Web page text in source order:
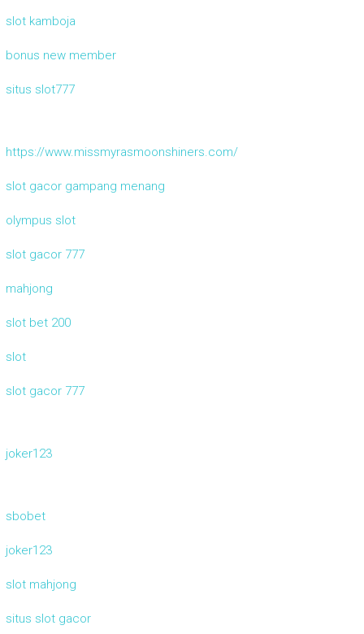
slot kamboja
bonus new member
situs slot777
https://www.missmyrasmoonshiners.com/
slot gacor gampang menang
olympus slot
slot gacor 777
mahjong
slot bet 200
slot
slot gacor 777
joker123
sbobet
joker123
slot mahjong
situs slot gacor